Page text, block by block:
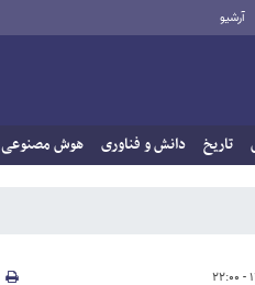
آرشیو
تاریخ دانش و فناوری هوش مصنوعی